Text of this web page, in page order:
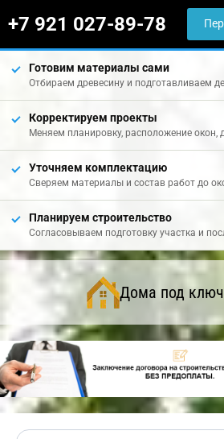
+7 921 027-89-78
Готовим материалы сами
Отбираем древесину и подготавливаем
Корректируем проекты
Меняем планировку, расположение окон,
Уточняем комплектацию
Сверяем материалы и состав работ до
Планируем строительство
Согласовываем подготовку участка и
Дома под